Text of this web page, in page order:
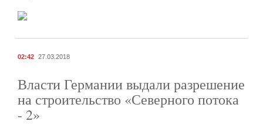
02:42 27.03.2018
Власти Германии выдали разрешение
на строительство «Северного потока
- 2»